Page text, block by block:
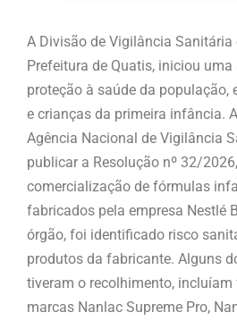
A Divisão de Vigilância Sanitária
Prefeitura de Quatis, iniciou
proteção à saúde da população,
e crianças da primeira infância.
Agência Nacional de Vigilância
publicar a Resolução nº 32/
comercialização de fórmulas
fabricados pela empresa Nestlé
órgão, foi identificado risco
produtos da fabricante. Alguns
tiveram o recolhimento,
marcas Nanlac Supreme Pro,